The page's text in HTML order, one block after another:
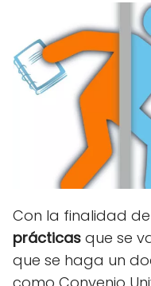
Con la finalidad
prácticas que se
que se haga un